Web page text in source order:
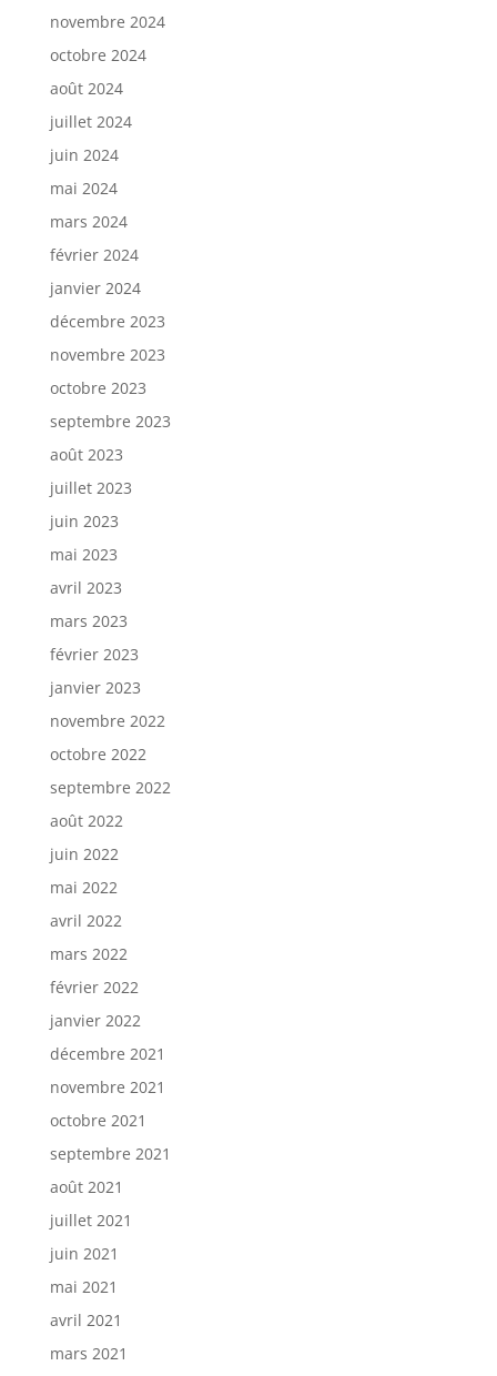
novembre 2024
octobre 2024
août 2024
juillet 2024
juin 2024
mai 2024
mars 2024
février 2024
janvier 2024
décembre 2023
novembre 2023
octobre 2023
septembre 2023
août 2023
juillet 2023
juin 2023
mai 2023
avril 2023
mars 2023
février 2023
janvier 2023
novembre 2022
octobre 2022
septembre 2022
août 2022
juin 2022
mai 2022
avril 2022
mars 2022
février 2022
janvier 2022
décembre 2021
novembre 2021
octobre 2021
septembre 2021
août 2021
juillet 2021
juin 2021
mai 2021
avril 2021
mars 2021